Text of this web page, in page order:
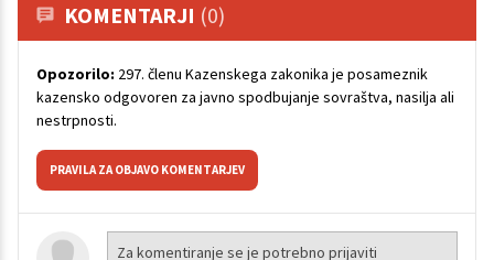
KOMENTARJI (0)
Opozorilo: 297. členu Kazenskega zakonika je posameznik
kazensko odgovoren za javno spodbujanje sovraštva, nasilja ali
nestrpnosti.
PRAVILA ZA OBJAVO KOMENTARJEV